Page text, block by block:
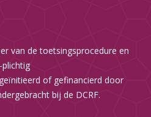
van de toetsingsprocedure en
of gefinancierd door
bij de DCRF.